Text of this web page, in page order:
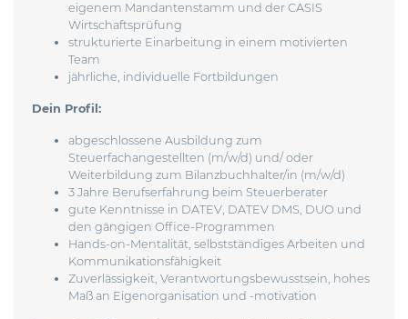
eigenem Mandantenstamm und der CASIS
Wirtschaftsprüfung
strukturierte Einarbeitung in einem motivierten
Team
jährliche, individuelle Fortbildungen
Dein Profil:
abgeschlossene Ausbildung zum
Steuerfachangestellten (m/w/d) und/ oder
Weiterbildung zum Bilanzbuchhalter/in (m/w/d)
3 Jahre Berufserfahrung beim Steuerberater
gute Kenntnisse in DATEV, DATEV DMS, DUO und
den gängigen Office-Programmen
Hands-on-Mentalität, selbstständiges Arbeiten und
Kommunikationsfähigkeit
Zuverlässigkeit, Verantwortungsbewusstsein, hohes
Maß an Eigenorganisation und -motivation